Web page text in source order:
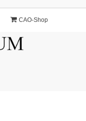
CAO-Shop